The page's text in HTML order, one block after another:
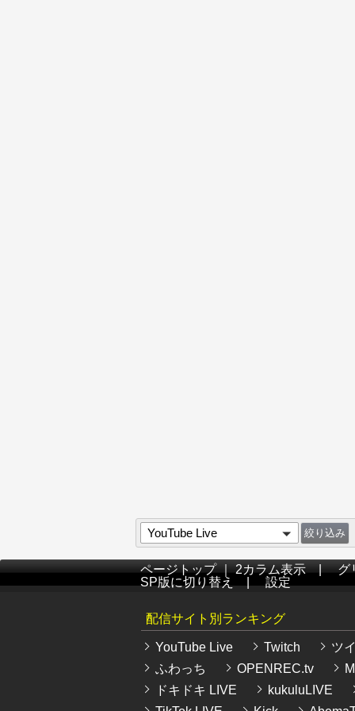
YouTube Live
ページトップ｜2カラム表示|グ
SP版に切り替え
設定
配信サイト別ランキング
YouTube Live Twitch
ツ
ふわっち
OPENREC.tv
ドキドキ LIVE
kukuluLIVE